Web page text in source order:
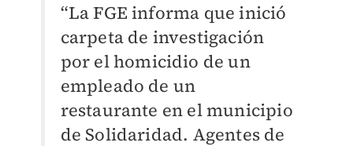
“La FGE informa que inició
carpeta de investigación
por el homicidio de un
empleado de un
restaurante en el municipio
de Solidaridad. Agentes de